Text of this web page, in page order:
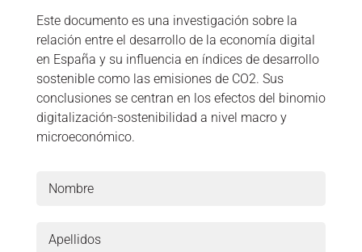
Este documento es una investigación sobre la
relación entre el desarrollo de la economía digital
en España y su influencia en índices de desarrollo
sostenible como las emisiones de CO2. Sus
conclusiones se centran en los efectos del binomio
digitalización-sostenibilidad a nivel macro y
microeconómico.